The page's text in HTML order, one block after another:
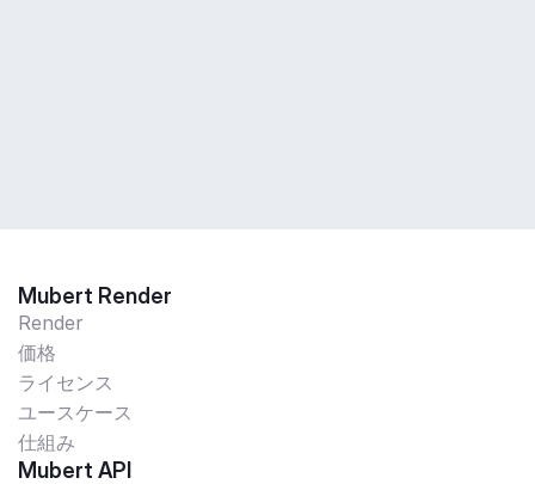
Mubert Render
Render
価格
ライセンス
ユースケース
仕組み
Mubert API